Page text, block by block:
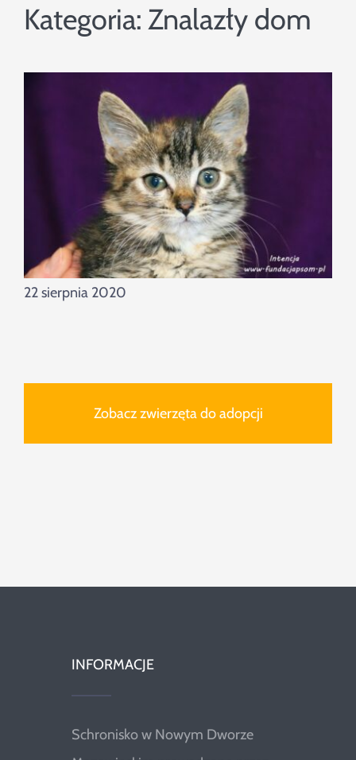
Kategoria: Znalazły dom
22 sierpnia 2020
Zobacz zwierzęta do adopcji
INFORMACJE
Schronisko w Nowym Dworze